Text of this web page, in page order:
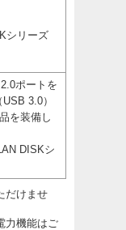
シリーズ
ポートを
3.0）
を装備し
DISKシ
だけませ
力機能はご